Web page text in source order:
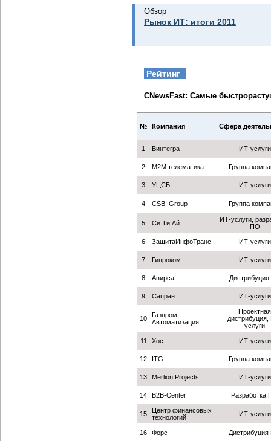
Обзор
Рынок ИТ: итоги 2011
Рейтинг
CNewsFast: Самые
№ Компания Сфера
1 Винтегра ИТ-услуги
2 M2M телематика Группа
3 УЦСБ ИТ-услуги
4 СSBI Group Группа
5 Си Ти Ай
ИТ-услуги,
ПО
6 ЗащитаИнфоТранс ИТ-услуги
7 Гипроком ИТ-услуги
8 Авирса
9 Сапран ИТ-услуги
10
Газпром
Автоматизация
Проектная
услуги
11 Хост ИТ-услуги
12 ITG Группа
13 Merlion Projects ИТ-услуги
14 B2B-Center Разработка
15
Центр финансовых
технологий
ИТ-услуги
16 Форс